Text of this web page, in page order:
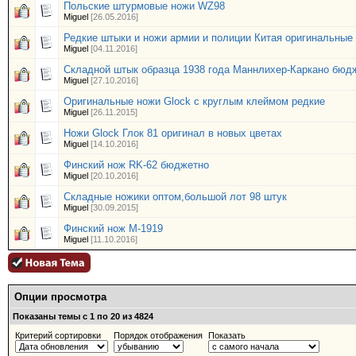
Польские штурмовые ножи WZ98
Miguel [26.05.2016]
Редкие штыки и ножи армии и полиции Китая оригинальные
Miguel [04.11.2016]
Складной штык образца 1938 года Маннлихер-Каркано
Miguel [27.10.2016]
Оригинальные ножи Glock с круглым клеймом редкие
Miguel [26.11.2015]
Ножи Glock Глок 81 оригинал в новых цветах
Miguel [14.10.2016]
Финский нож RK-62 бюджетно
Miguel [20.10.2016]
Складные ножики оптом,большой лот 98 штук
Miguel [30.09.2015]
Финский нож М-1919
Miguel [11.10.2016]
Опции просмотра
Показаны темы с 1 по 20 из 4824
Критерий сортировки
Порядок отображения Показать